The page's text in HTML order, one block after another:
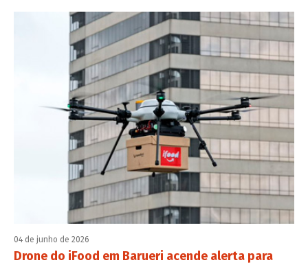
04 de junho de 2026
Drone do iFood em Barueri acende alerta para